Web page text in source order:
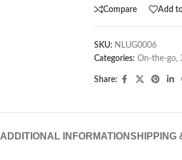
Compare Add
SKU: NLUG0006
Categories: On-the-go,
Share:
ADDITIONAL INFORMATIONSHIPPING